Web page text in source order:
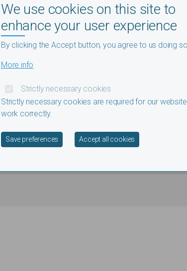
Breadcrumb
Accueil BIZIMANA, Simon
Biografie Bibliografie Media
We use cookies on this site to
enhance your user experience
By clicking the Accept button, you agree to us doing
More info
Strictly necessary cookies
Strictly necessary cookies are required for our
work correctly.
Save preferences Accept all cookies